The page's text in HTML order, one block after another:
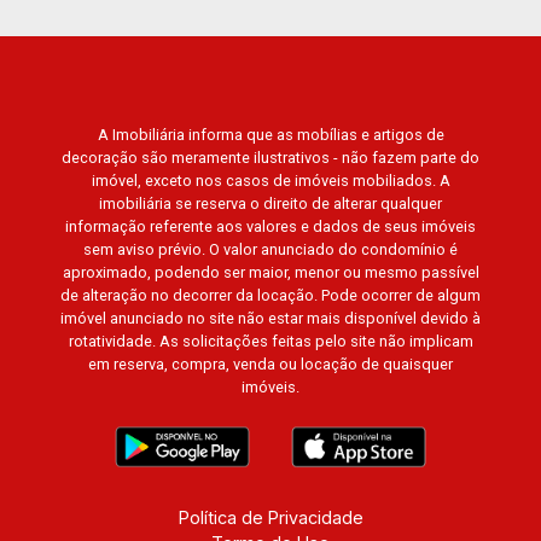
A Imobiliária informa que as mobílias e artigos de
decoração são meramente ilustrativos - não fazem parte do
imóvel, exceto nos casos de imóveis mobiliados. A
imobiliária se reserva o direito de alterar qualquer
informação referente aos valores e dados de seus imóveis
sem aviso prévio. O valor anunciado do condomínio é
aproximado, podendo ser maior, menor ou mesmo passível
de alteração no decorrer da locação. Pode ocorrer de algum
imóvel anunciado no site não estar mais disponível devido à
rotatividade. As solicitações feitas pelo site não implicam
em reserva, compra, venda ou locação de quaisquer
imóveis.
Política de Privacidade